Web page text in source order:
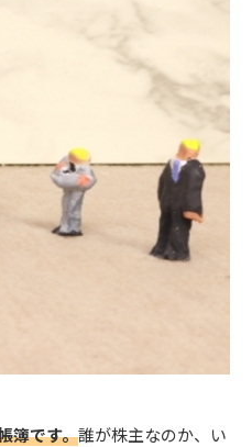
簿です。誰が株主なのか、い